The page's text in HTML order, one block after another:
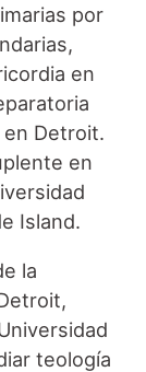
por
en
Detroit.
en
Island.
la
teología